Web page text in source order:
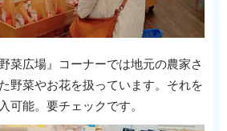
菜広場』コーナーでは地元の農家さ
野菜やお花を扱っています。それを
可能。要チェックです。